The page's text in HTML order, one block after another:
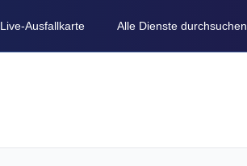
Live-Ausfallkarte Alle Dienste durchsuchen